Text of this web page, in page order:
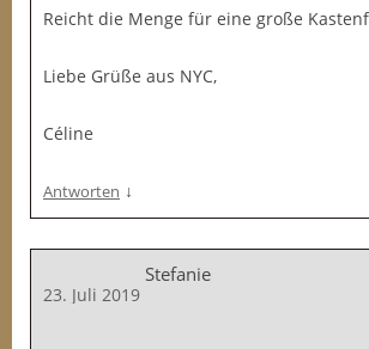
Reicht die Menge für eine große
Liebe Grüße aus NYC,
Céline
Antworten ↓
Stefanie
23. Juli 2019